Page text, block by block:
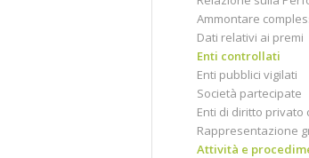
Ammontare
Dati relativi ai premi
Enti controllati
Enti pubblici vigilati
Società partecipate
Enti di diritto privato
Rappresentazione
Attività e